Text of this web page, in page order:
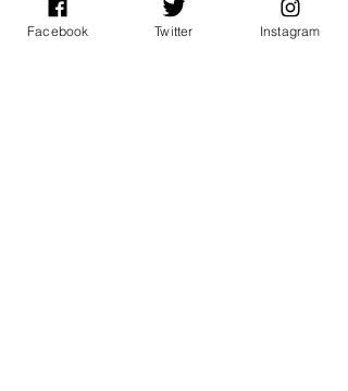
Facebook Twitter Instagram